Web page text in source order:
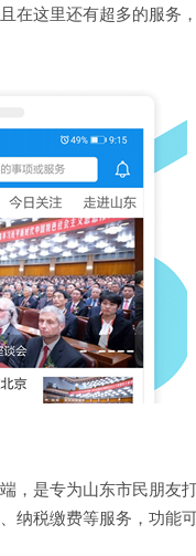
在这里还有超多的服务
，是专为山东市民朋友
纳税缴费等服务，功能